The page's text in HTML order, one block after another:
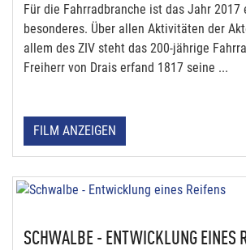
Für die Fahrradbranche ist das Jahr 2017
besonderes. Über allen Aktivitäten der
allem des ZIV steht das 200-jährige
Freiherr von Drais erfand 1817 seine ...
FILM ANZEIGEN
SCHWALBE - ENTWICKLUNG EINES